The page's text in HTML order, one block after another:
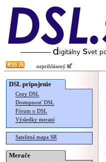
neprihlásený
DSL pripojenie
Ceny DSL
Dostupnosť DSL
Fórum o DSL
Výsledky meraní
Satelitná mapa SR
Merače